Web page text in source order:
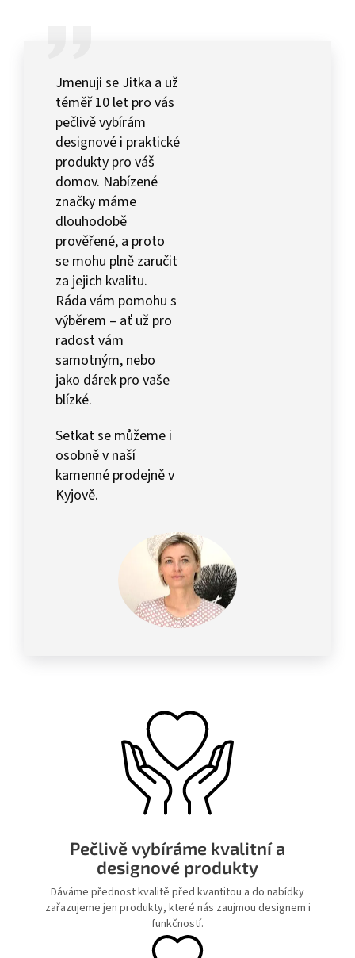
Jmenuji se Jitka a už
téměř 10 let pro vás
pečlivě vybírám
designové i praktické
produkty pro váš
domov. Nabízené
značky máme
dlouhodobě
prověřené, a proto
se mohu plně zaručit
za jejich kvalitu.
Ráda vám pomohu s
výběrem – ať už pro
radost vám
samotným, nebo
jako dárek pro vaše
blízké.
Setkat se můžeme i
osobně v naší
kamenné prodejně v
Kyjově.
Pečlivě vybíráme kvalitní a
designové produkty
Dáváme přednost kvalitě před kvantitou a do nabídky
zařazujeme jen produkty, které nás zaujmou designem i
funkčností.